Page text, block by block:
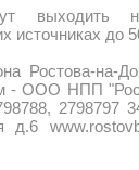
выходить
источниках до
Ростова-на-
- ООО НПП
2798797
д.6